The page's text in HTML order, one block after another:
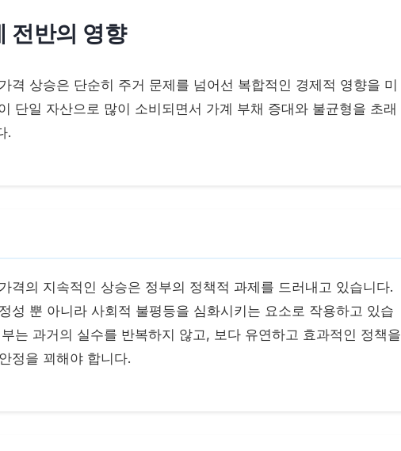
전반의 영향
격 상승은 단순히 주거 문제를 넘어선 복합적인 경제적 영향을 미
단일 자산으로 많이 소비되면서 가계 부채 증대와 불균형을 초래
.
격의 지속적인 상승은 정부의 정책적 과제를 드러내고 있습니다.
성 뿐 아니라 사회적 불평등을 심화시키는 요소로 작용하고 있습
는 과거의 실수를 반복하지 않고, 보다 유연하고 효과적인 정책을
정을 꾀해야 합니다.